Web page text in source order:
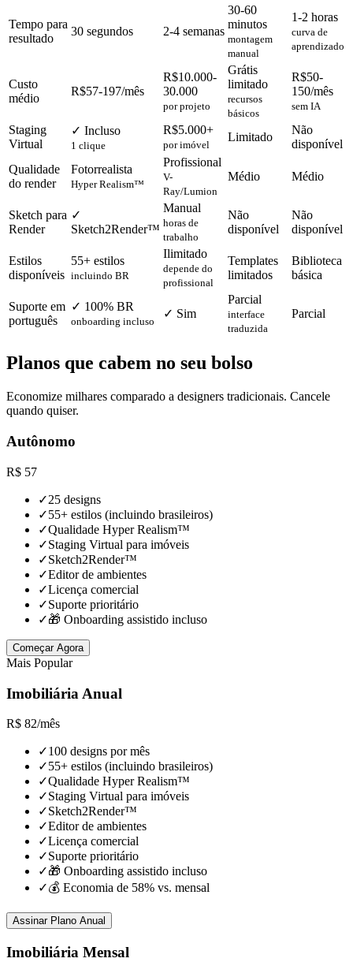
Tempo para
resultado
30 segundos 2-4 semanas
30-60
minutos
montagem
manual
1-2 horas
curva de
aprendizado
Custo
médio
R$57-197/mês
R$10.000-
30.000
por projeto
Grátis
limitado
recursos
básicos
R$50-
150/mês
sem IA
Staging
Virtual
✓ Incluso
1 clique
R$5.000+
por imóvel
Limitado
Não
disponível
Qualidade
do render
Fotorrealista
Hyper Realism™
Profissional
V-
Ray/Lumion
Médio Médio
Sketch para
Render
✓
Sketch2Render™
Manual
horas de
trabalho
Não
disponível
Não
disponível
Estilos
disponíveis
55+ estilos
incluindo BR
Ilimitado
depende do
profissional
Templates
limitados
Biblioteca
básica
Suporte em
português
✓ 100% BR
onboarding incluso
✓ Sim
Parcial
interface
traduzida
Parcial
Planos que cabem no seu bolso
Economize milhares comparado a designers tradicionais. Cancele
quando quiser.
Autônomo
R$ 57
✓25 designs
✓55+ estilos (incluindo brasileiros)
✓Qualidade Hyper Realism™
✓Staging Virtual para imóveis
✓Sketch2Render™
✓Editor de ambientes
✓Licença comercial
✓Suporte prioritário
✓🎁 Onboarding assistido incluso
Começar Agora
Mais Popular
Imobiliária Anual
R$ 82/mês
✓100 designs por mês
✓55+ estilos (incluindo brasileiros)
✓Qualidade Hyper Realism™
✓Staging Virtual para imóveis
✓Sketch2Render™
✓Editor de ambientes
✓Licença comercial
✓Suporte prioritário
✓🎁 Onboarding assistido incluso
✓💰 Economia de 58% vs. mensal
Assinar Plano Anual
Imobiliária Mensal